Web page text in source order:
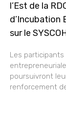
l’Est de la
d’Incubation
sur le
Les participants
poursuivront
renforcement